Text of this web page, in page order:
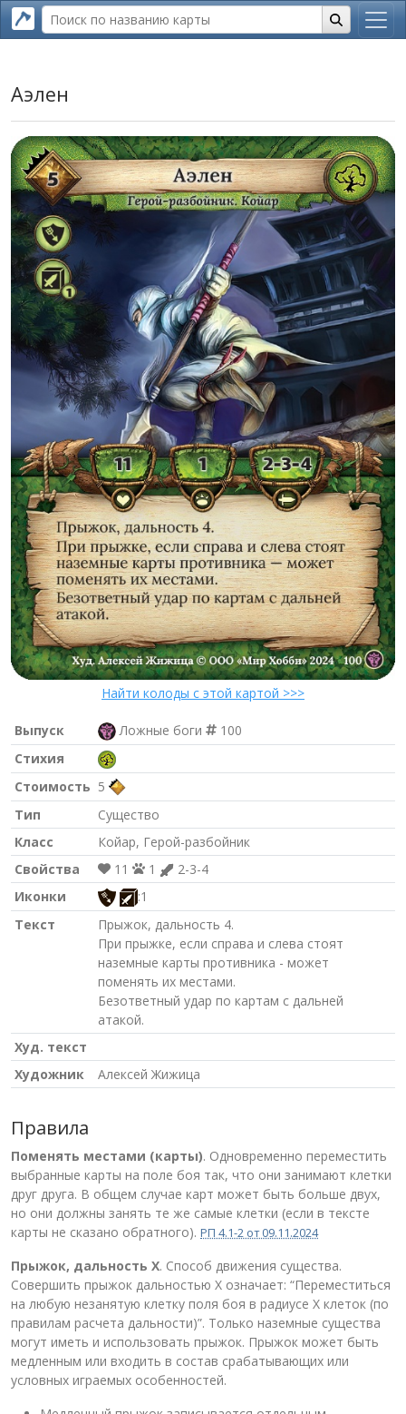
Аэлен
Найти колоды с этой картой >>>
Выпуск Ложные боги
100
Стихия
Стоимость 5
Тип
Существо
Класс
Койар, Герой-разбойник
Свойства
11 1
2-3-4
Иконки
:1
Текст
Прыжок, дальность 4.
При прыжке, если справа и слева стоят
наземные карты противника - может
поменять их местами.
Безответный удар по картам с дальней
атакой.
Худ. текст
Художник
Алексей Жижица
Правила
Поменять местами (карты). Одновременно переместить
выбранные карты на поле боя так, что они занимают клетки
друг друга. В общем случае карт может быть больше двух,
но они должны занять те же самые клетки (если в тексте
карты не сказано обратного). РП 4.1-2 от 09.11.2024
Прыжок, дальность X. Способ движения существа.
Совершить прыжок дальностью Х означает: “Переместиться
на любую незанятую клетку поля боя в радиусе Х клеток (по
правилам расчета дальности)”. Только наземные существа
могут иметь и использовать прыжок. Прыжок может быть
медленным или входить в состав срабатывающих или
условных играемых особенностей.